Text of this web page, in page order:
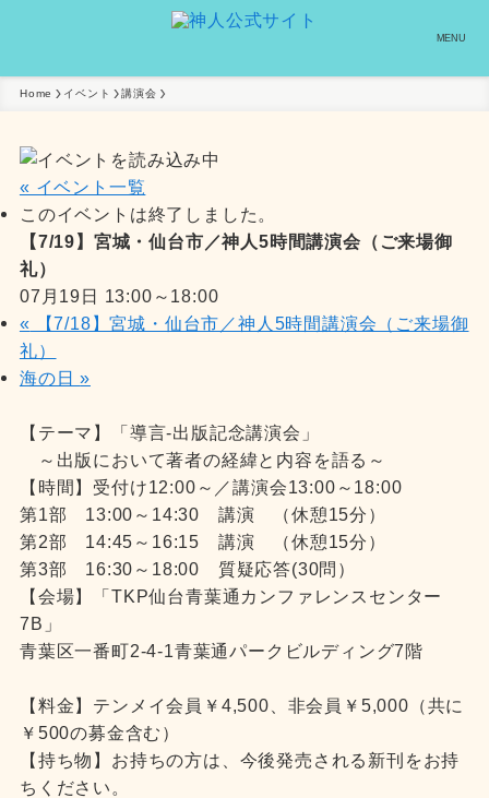
MENU
Home イベント 講演会
« イベント一覧
このイベントは終了しました。
【7/19】宮城・仙台市／神人5時間講演会（ご来場御
礼）
07月19日 13:00 ～ 18:00
« 【7/18】宮城・仙台市／神人5時間講演会（ご来場御
礼）
海の日»
【テーマ】「導言-出版記念講演会」
～出版において著者の経緯と内容を語る～
【時間】受付け12:00～／講演会13:00～18:00
第1部 13:00～14:30 講演 （休憩15分）
第2部 14:45～16:15 講演 （休憩15分）
第3部 16:30～18:00 質疑応答(30問）
【会場】「TKP仙台青葉通カンファレンスセンター
7B」
青葉区一番町2-4-1青葉通パークビルディング7階
【料金】テンメイ会員￥4,500、非会員￥5,000（共に
￥500の募金含む）
【持ち物】お持ちの方は、今後発売される新刊をお持
ちください。